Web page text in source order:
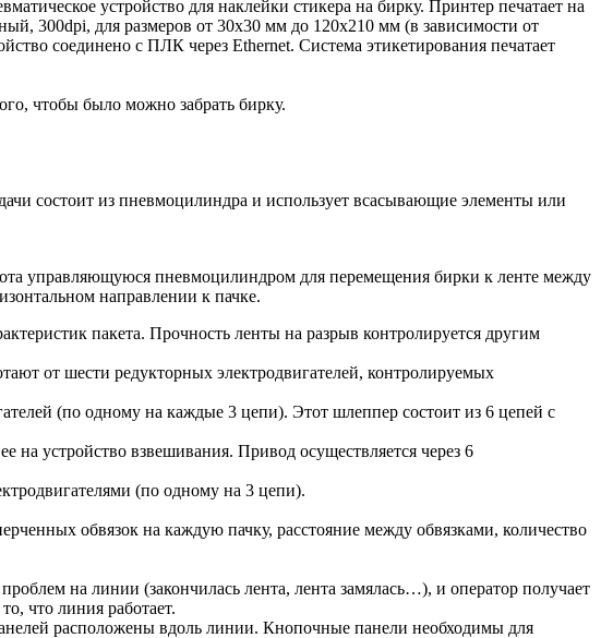
устройство для наклейки стикера на бирку. Принтер печатает на
300dpi, для размеров от 30х30 мм до 120х210 мм (в зависимости от
соединено с ПЛК через Ethernet. Система этикетирования печатает
чтобы было можно забрать бирку.
состоит из пневмоцилиндра и использует всасывающие элементы или
управляющуюся пневмоцилиндром для перемещения бирки к ленте между
направлении к пачке.
пакета. Прочность ленты на разрыв контролируется другим
от шести редукторных электродвигателей, контролируемых
(по одному на каждые 3 цепи). Этот шлеппер состоит из 6 цепей с
на устройство взвешивания. Привод осуществляется через 6
(по одному на 3 цепи).
обвязок на каждую пачку, расстояние между обвязками, количество
на линии (закончилась лента, лента замялась…), и оператор получает
что линия работает.
расположены вдоль линии. Кнопочные панели необходимы для